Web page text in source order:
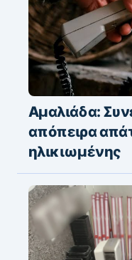
Αμαλιάδα:
απόπειρα
ηλικιωμένης